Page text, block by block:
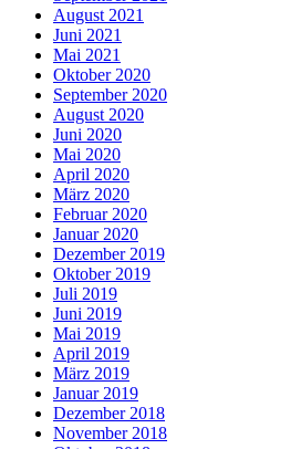
August 2021
Juni 2021
Mai 2021
Oktober 2020
September 2020
August 2020
Juni 2020
Mai 2020
April 2020
März 2020
Februar 2020
Januar 2020
Dezember 2019
Oktober 2019
Juli 2019
Juni 2019
Mai 2019
April 2019
März 2019
Januar 2019
Dezember 2018
November 2018